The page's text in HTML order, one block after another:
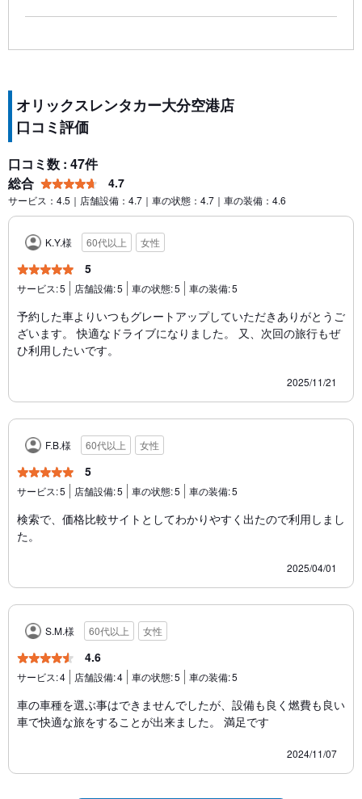
オリックスレンタカー大分空港店
口コミ評価
口コミ数 : 47件
総合
4.7
サービス：4.5｜店舗設備：4.7｜車の状態：4.7｜車の装備：4.6
K.Y.様 60代以上 女性
5
サービス:5 店舗設備:5 車の状態:5 車の装備:5
予約した車よりいつもグレートアップしていただきありがとうご
ざいます。 快適なドライブになりました。 又、次回の旅行もぜ
ひ利用したいです。
2025/11/21
F.B.様 60代以上 女性
5
サービス:5 店舗設備:5 車の状態:5 車の装備:5
検索で、価格比較サイトとしてわかりやすく出たので利用しまし
た。
2025/04/01
S.M.様 60代以上 女性
4.6
サービス:4 店舗設備:4 車の状態:5 車の装備:5
車の車種を選ぶ事はできませんでしたが、設備も良く燃費も良い
車で快適な旅をすることが出来ました。 満足です
2024/11/07